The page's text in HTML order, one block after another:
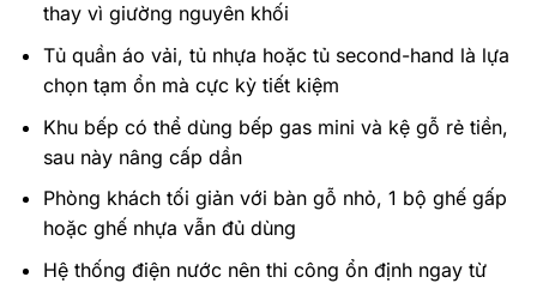
thay vì giường nguyên khối
Tủ quần áo vải, tủ nhựa hoặc tủ second-hand là lựa
chọn tạm ổn mà cực kỳ tiết kiệm
Khu bếp có thể dùng bếp gas mini và kệ gỗ rẻ tiền,
sau này nâng cấp dần
Phòng khách tối giản với bàn gỗ nhỏ, 1 bộ ghế gấp
hoặc ghế nhựa vẫn đủ dùng
Hệ thống điện nước nên thi công ổn định ngay từ